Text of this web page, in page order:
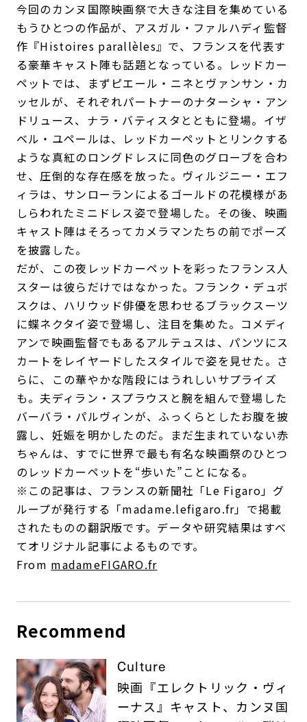
今回のカンヌ国際映画祭で大きな注目を集めている
もうひとつの作品が、アスガル・ファルハディ監督
作『Histoires parallèles』で、フランスを代表す
る豪華キャスト陣も話題となっている。レッドカー
ペットでは、まずピエール・ニネとヴァンサン・カ
ッセルが、それぞれパートナーのナターシャ・アン
ドリュース、ナラ・バティスタとともに登場。イザ
ベル・ユペールは、レッドカーペットとリンクする
ような真紅のロングドレスに同色のグローブを合わ
せ、圧倒的な存在感を放った。ヴィルジニー・エフ
ィラは、サンローランによるゴールドの花模様があ
しらわれたミニドレス姿で登場した。その後、映画
キャスト陣はそろってカメラマンたちの前でポーズ
を披露した。
だが、この夜レッドカーペットを彩ったフランス人
スターは彼らだけではなかった。フランク・デュボ
スクは、ハリウッド俳優を思わせるブラックスーツ
に蝶ネクタイ姿で登場し、注目を集めた。コメディ
アンで映画監督でもあるアルテュスは、パンツにス
カートをレイヤードしたスタイルで姿を見せた。さ
らに、この華やかな階段にはうれしいサプライズ
も。夫ディラン・スプラウスと腕を組んで登場した
バーバラ・パルヴィンが、ふっくらとしたお腹を披
露し、妊娠を明かしたのだ。まだ生まれていない赤
ちゃんは、すでに世界で最も有名な映画祭のひとつ
のレッドカーペットを“歩いた”ことになる。
※この記事は、フランスの新聞社「Le Figaro」グ
ループが発行する「madame.lefigaro.fr」で掲載
されたものの翻訳版です。データや研究結果はすべ
てオリジナル記事によるものです。
From madameFIGARO.fr
Recommend
Culture
映画『エレクトリック・ヴィ
ーナス』キャスト、カンヌ国